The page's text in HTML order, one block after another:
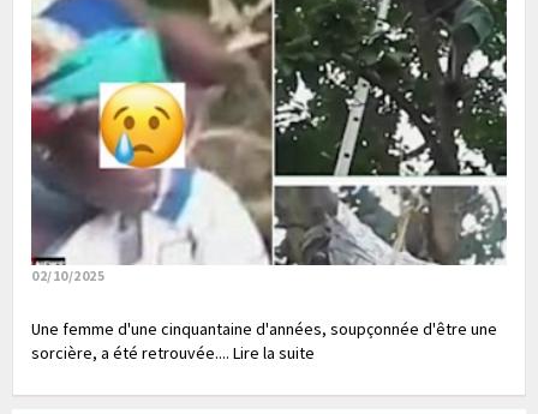
02/10/2025
Une femme d'une cinquantaine d'années, soupçonnée d'être une
sorcière, a été retrouvée.... Lire la suite